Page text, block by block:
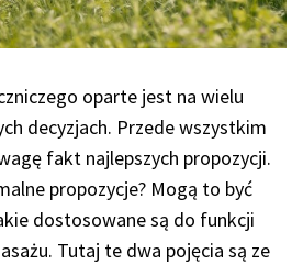
oparte jest na wielu
decyzjach. Przede wszystkim
fakt najlepszych propozycji.
propozycje? Mogą to być
dostosowane są do funkcji
Tutaj te dwa pojęcia są ze